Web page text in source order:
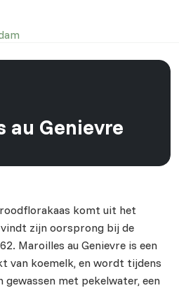
au Genievre
komt uit het
zijn oorsprong bij de
Maroilles au Genievre is een
van koemelk, en wordt tijdens
met pekelwater, een